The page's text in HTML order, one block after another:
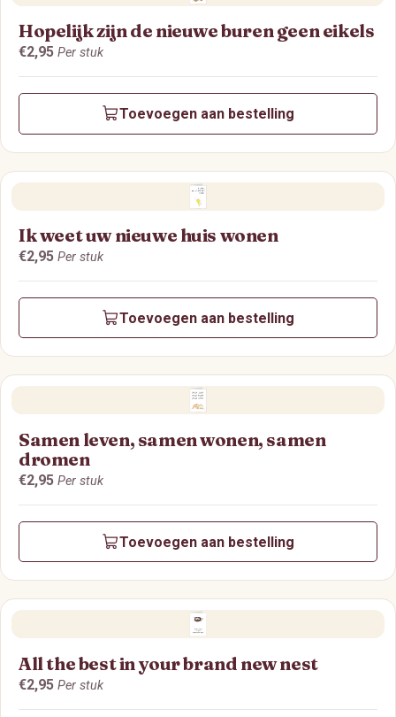
Hopelijk zijn de nieuwe buren geen eikels
€2,95 Per stuk
Toevoegen aan bestelling
Ik weet uw nieuwe huis wonen
€2,95 Per stuk
Toevoegen aan bestelling
Samen leven, samen wonen, samen
dromen
€2,95 Per stuk
Toevoegen aan bestelling
All the best in your brand new nest
€2,95 Per stuk